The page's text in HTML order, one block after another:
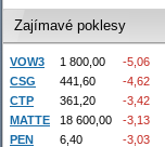
Zajímavé poklesy
VOW3 1 800,00
-5,06
CSG
441,60
-4,62
CTP
361,20
-3,42
MATTE
18 600,00
-3,13
PEN
6,40 -3,03